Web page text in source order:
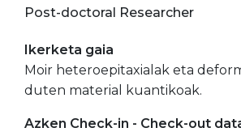
Post-doctoral Researcher
Ikerketa gaia
Moir heteroepitaxialak eta
duten material kuantikoak.
Azken Check-in - Check-out